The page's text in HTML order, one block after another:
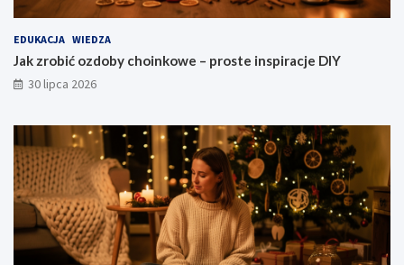
EDUKACJA WIEDZA
Jak zrobić ozdoby choinkowe – proste inspiracje DIY
30 lipca 2026